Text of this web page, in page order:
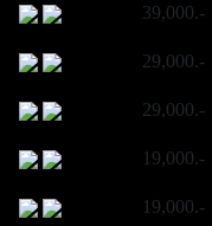
39,000.-
29,000.-
29,000.-
19,000.-
19,000.-